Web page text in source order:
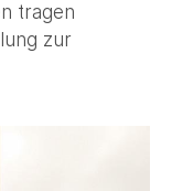
tragen
zur